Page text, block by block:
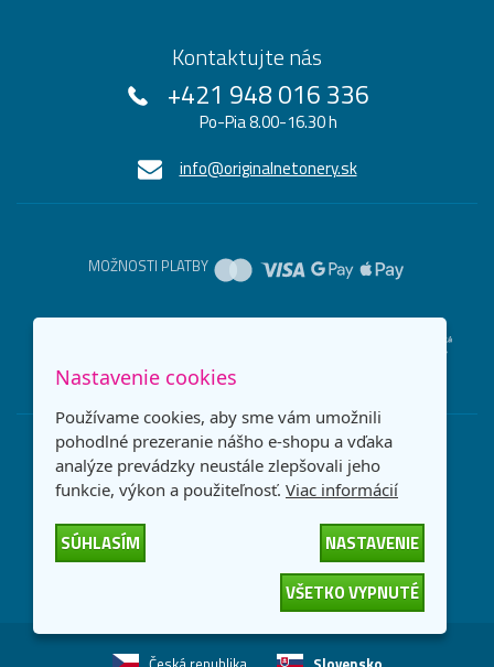
Kontaktujte nás
+421 948 016 336
Po-Pia 8.00-16.30 h
info@originalnetonery.sk
MOŽNOSTI PLATBY
Nastavenie cookies
Používame cookies, aby sme vám umožnili
pohodlné prezeranie nášho e-shopu a vďaka
analýze prevádzky neustále zlepšovali jeho
funkcie, výkon a použiteľnosť. Viac informácií
SÚHLASÍM
NASTAVENIE
VŠETKO VYPNUTÉ